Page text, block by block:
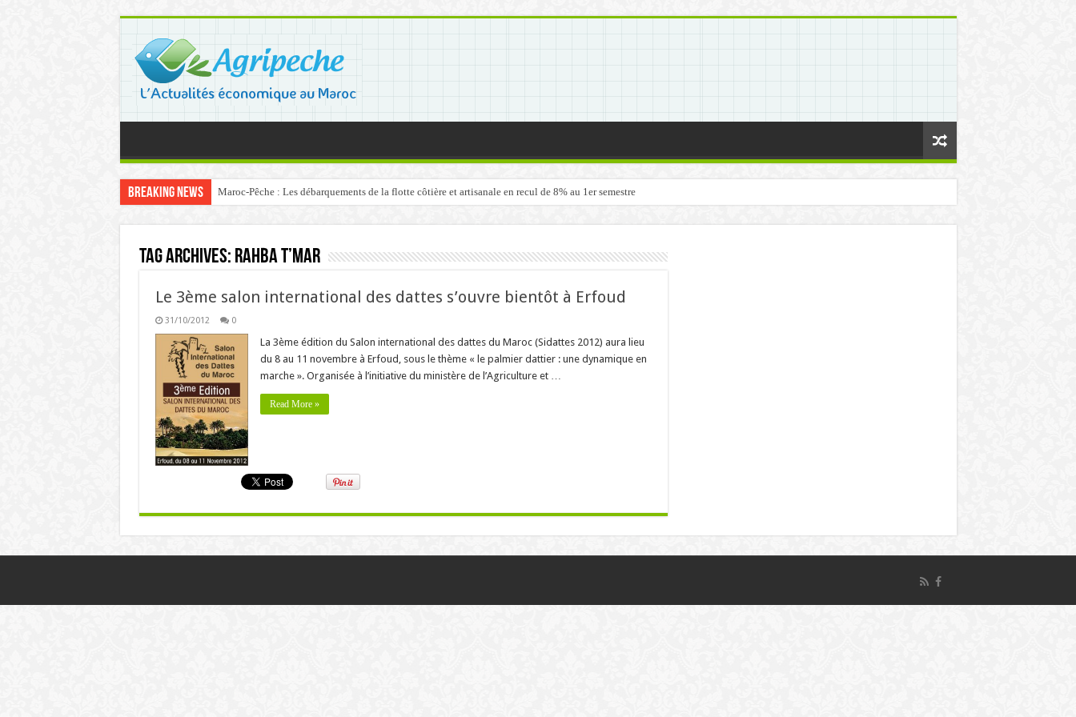
Breaking News Maroc-Pêche : Les débarquements de la flotte côtière et artisanale en recul de 8% au 1er semestre
Tag Archives: Rahba T’mar
Le 3ème salon international des dattes s’ouvre bientôt à Erfoud
31/10/2012 0
La 3ème édition du Salon international des dattes du Maroc (Sidattes 2012) aura lieu
du 8 au 11 novembre à Erfoud, sous le thème « le palmier dattier : une dynamique en
marche ». Organisée à l’initiative du ministère de l’Agriculture et …
Read More »